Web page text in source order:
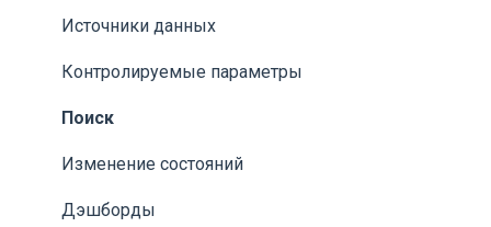
Источники данных
Контролируемые параметры
Поиск
Изменение состояний
Дэшборды